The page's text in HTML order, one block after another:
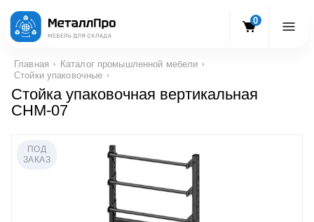
0
Главная
Каталог промышленной мебели
Стойки упаковочные
Стойка упаковочная вертикальная
СНМ-07
ПОД
ЗАКАЗ